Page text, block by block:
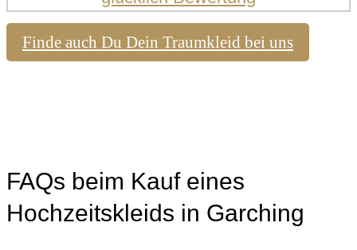
Finde auch Du Dein Traumkleid bei uns
FAQs beim Kauf eines
Hochzeitskleids in Garching